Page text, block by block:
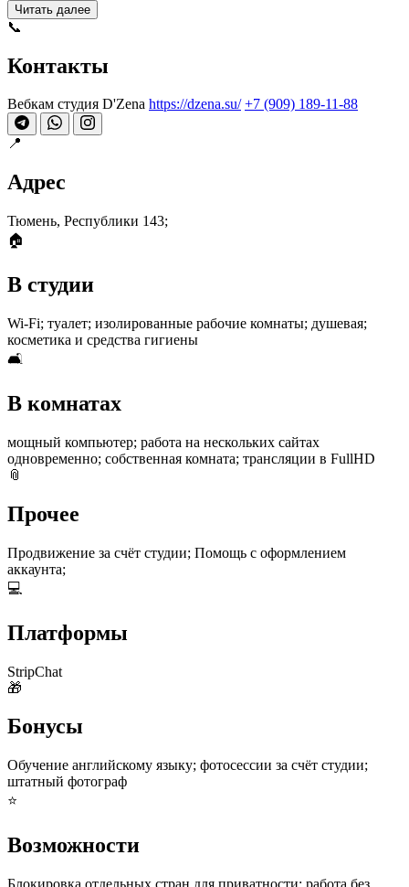
Читать далее
📞
Контакты
Вебкам студия D'Zena https://dzena.su/ +7 (909) 189-11-88
📍
Адрес
Тюмень, Республики 143;
🏠
В студии
Wi-Fi; туалет; изолированные рабочие комнаты; душевая;
косметика и средства гигиены
🛋
В комнатах
мощный компьютер; работа на нескольких сайтах
одновременно; собственная комната; трансляции в FullHD
📎
Прочее
Продвижение за счёт студии; Помощь с оформлением
аккаунта;
💻
Платформы
StripChat
🎁
Бонусы
Обучение английскому языку; фотосессии за счёт студии;
штатный фотограф
⭐
Возможности